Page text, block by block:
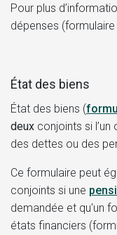
Pour plus
dépenses
État des biens
État des biens (
deux conjoints si l’un
des dettes ou des
Ce formulaire peut
conjoints si une
demandée et qu'un
états financiers